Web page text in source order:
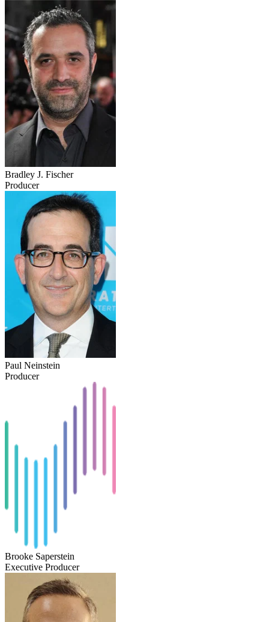
Bradley J. Fischer
Producer
Paul Neinstein
Producer
Brooke Saperstein
Executive Producer